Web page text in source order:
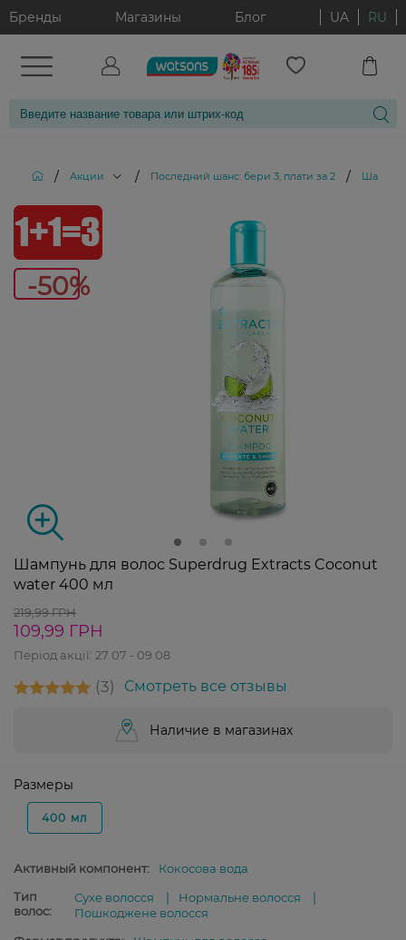
Бренды Магазины Блог UA RU
/ Акции / Последний шанс: бери 3, плати за 2 /
-50%
Шампунь для волос Superdrug Extracts Coconut
water 400 мл
219,99 ГРН
109,99 ГРН
Період акції: 27 07 - 09 08
3 Смотреть все отзывы
Наличие в магазинах
Размеры
400 мл
Активный компонент:
Кокосова вода
Тип
волос:
Сухе волосся
Нормальне волосся
Пошкоджене волосся